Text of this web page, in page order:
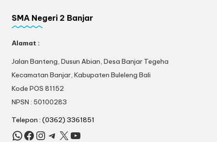
SMA Negeri 2 Banjar
Alamat :
Jalan Banteng, Dusun Abian, Desa Banjar Tegeha
Kecamatan Banjar, Kabupaten Buleleng Bali
Kode POS 81152
NPSN : 50100283
Telepon : (0362) 3361851
WhatsApp
Facebook
Instagram
Telegram
X YouTube